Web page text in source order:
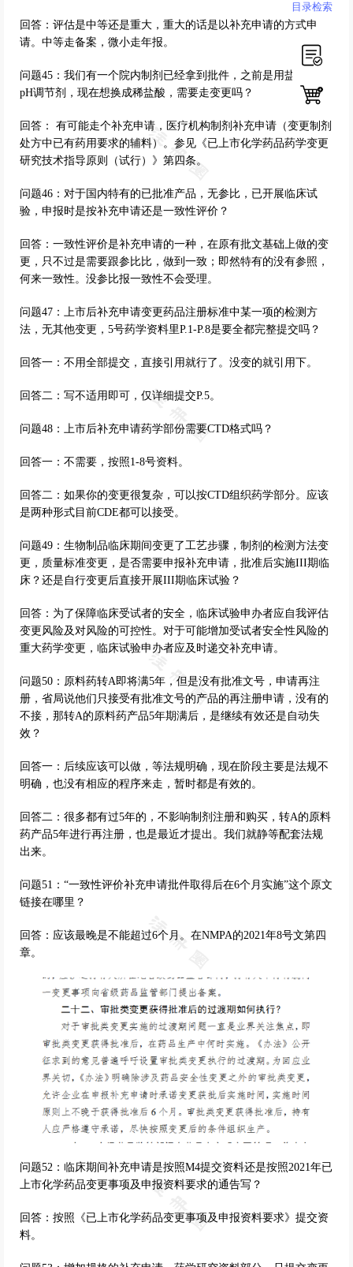
回答：评估是中等还是重大，重大的话是以补充申请的方式申
请。中等走备案，微小走年报。
问题45：我们有一个院内制剂已经拿到批件，之前是用盐酸作为
pH调节剂，现在想换成稀盐酸，需要走变更吗？
回答： 有可能走个补充申请，医疗机构制剂补充申请（变更制剂
处方中已有药用要求的辅料）。参见《已上市化学药品药学变更
研究技术指导原则（试行）》第四条。
问题46：对于国内特有的已批准产品，无参比，已开展临床试
验，申报时是按补充申请还是一致性评价？
回答：一致性评价是补充申请的一种，在原有批文基础上做的变
更，只不过是需要跟参比比，做到一致；即然特有的没有参照，
何来一致性。没参比报一致性不会受理。
问题47：上市后补充申请变更药品注册标准中某一项的检测方
法，无其他变更，5号药学资料里P.1-P.8是要全都完整提交吗？
回答一：不用全部提交，直接引用就行了。没变的就引用下。
回答二：写不适用即可，仅详细提交P.5。
问题48：上市后补充申请药学部份需要CTD格式吗？
回答一：不需要，按照1-8号资料。
回答二：如果你的变更很复杂，可以按CTD组织药学部分。应该
是两种形式目前CDE都可以接受。
问题49：生物制品临床期间变更了工艺步骤，制剂的检测方法变
更，质量标准变更，是否需要申报补充申请，批准后实施III期临
床？还是自行变更后直接开展III期临床试验？
回答：为了保障临床受试者的安全，临床试验申办者应自我评估
变更风险及对风险的可控性。对于可能增加受试者安全性风险的
重大药学变更，临床试验申办者应及时递交补充申请。
问题50：原料药转A即将满5年，但是没有批准文号，申请再注
册，省局说他们只接受有批准文号的产品的再注册申请，没有的
不接，那转A的原料药产品5年期满后，是继续有效还是自动失
效？
回答一：后续应该可以做，等法规明确，现在阶段主要是法规不
明确，也没有相应的程序来走，暂时都是有效的。
回答二：很多都有过5年的，不影响制剂注册和购买，转A的原料
药产品5年进行再注册，也是最近才提出。我们就静等配套法规
出来。
问题51：“一致性评价补充申请批件取得后在6个月实施”这个原文
链接在哪里？
回答：应该最晚是不能超过6个月。在NMPA的2021年8号文第四
章。
问题52：临床期间补充申请是按照M4提交资料还是按照2021年已
上市化学药品变更事项及申报资料要求的通告写？
回答：按照《已上市化学药品变更事项及申报资料要求》提交资
料。
目录检索